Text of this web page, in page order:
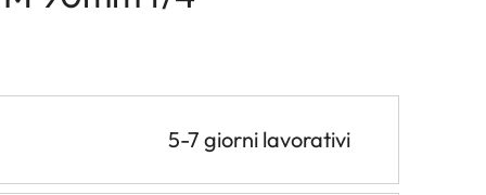
5-7 giorni lavorativi